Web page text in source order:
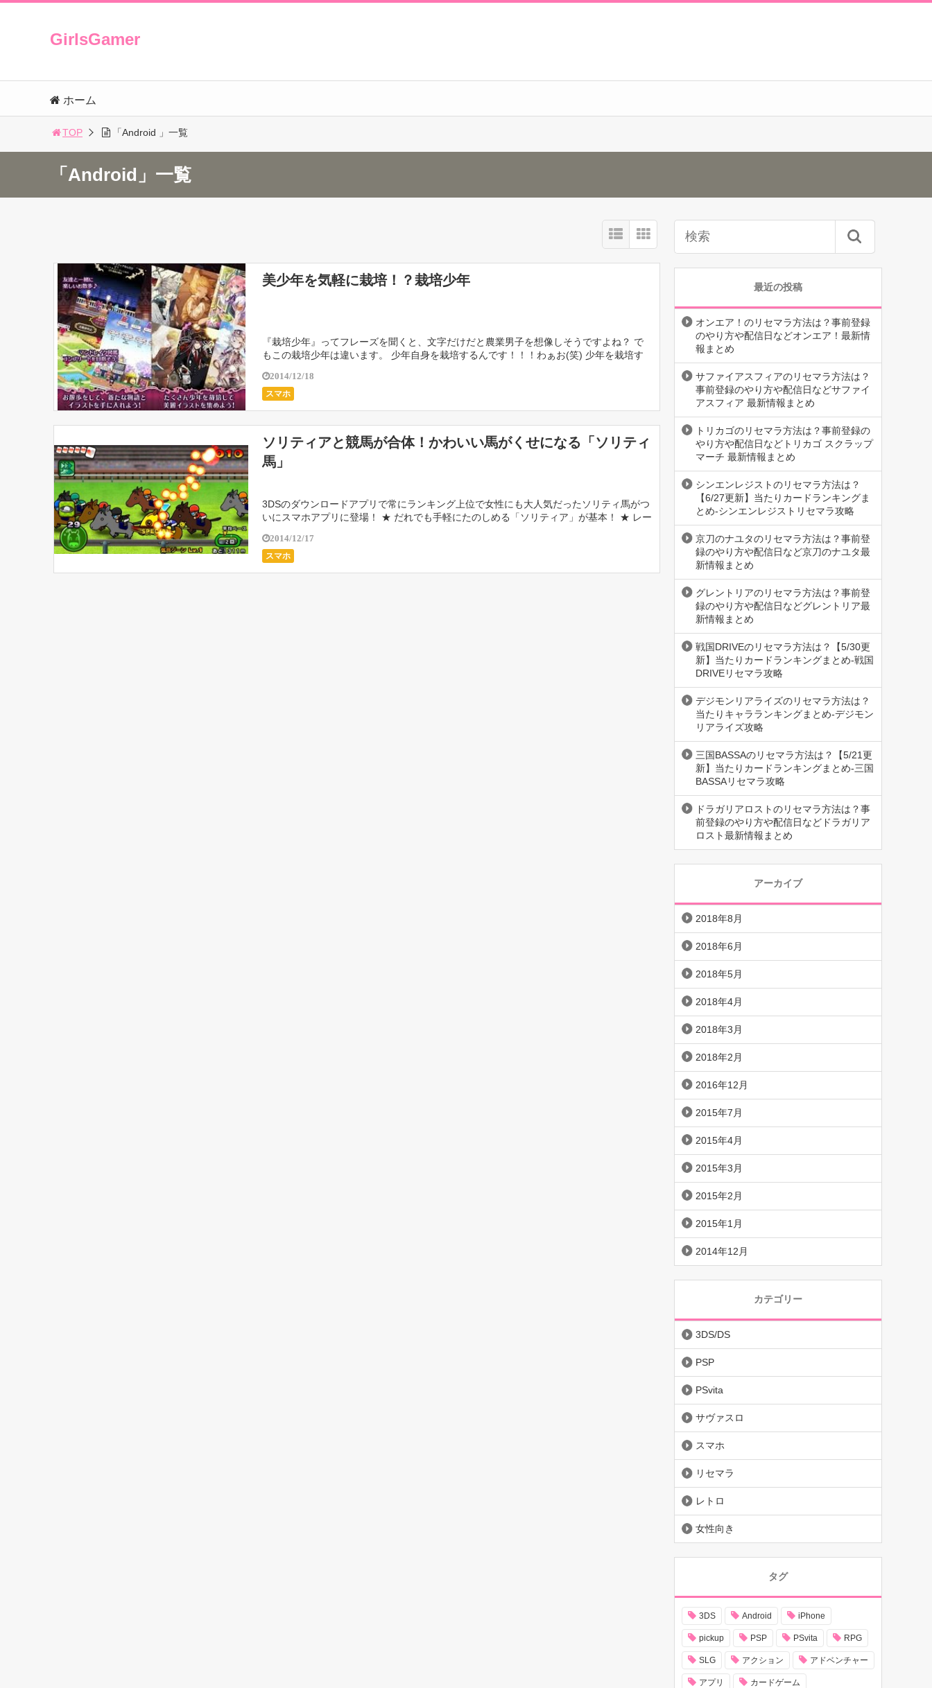
GirlsGamer
ホーム
TOP 「Android 」一覧
「Android」一覧
美少年を気軽に栽培！？栽培少年
『栽培少年』ってフレーズを聞くと、文字だけだと農業男子を想像しそうですよね？ で
もこの栽培少年は違います。 少年自身を栽培するんです！！！わぁお(笑) 少年を栽培す
2014/12/18
スマホ
ソリティアと競馬が合体！かわいい馬がくせになる「ソリティ
馬」
3DSのダウンロードアプリで常にランキング上位で女性にも大人気だったソリティ馬がつ
いにスマホアプリに登場！ ★ だれでも手軽にたのしめる「ソリティア」が基本！ ★ レー
2014/12/17
スマホ
最近の投稿
オンエア！のリセマラ方法は？事前登録
のやり方や配信日などオンエア！最新情
報まとめ
サファイアスフィアのリセマラ方法は？
事前登録のやり方や配信日などサファイ
アスフィア 最新情報まとめ
トリカゴのリセマラ方法は？事前登録の
やり方や配信日などトリカゴ スクラップ
マーチ 最新情報まとめ
シンエンレジストのリセマラ方法は？
【6/27更新】当たりカードランキングま
とめ-シンエンレジストリセマラ攻略
京刀のナユタのリセマラ方法は？事前登
録のやり方や配信日など京刀のナユタ最
新情報まとめ
グレントリアのリセマラ方法は？事前登
録のやり方や配信日などグレントリア最
新情報まとめ
戦国DRIVEのリセマラ方法は？【5/30更
新】当たりカードランキングまとめ-戦国
DRIVEリセマラ攻略
デジモンリアライズのリセマラ方法は？
当たりキャラランキングまとめ-デジモン
リアライズ攻略
三国BASSAのリセマラ方法は？【5/21更
新】当たりカードランキングまとめ-三国
BASSAリセマラ攻略
ドラガリアロストのリセマラ方法は？事
前登録のやり方や配信日などドラガリア
ロスト最新情報まとめ
アーカイブ
2018年8月
2018年6月
2018年5月
2018年4月
2018年3月
2018年2月
2016年12月
2015年7月
2015年4月
2015年3月
2015年2月
2015年1月
2014年12月
カテゴリー
3DS/DS
PSP
PSvita
サヴァスロ
スマホ
リセマラ
レトロ
女性向き
タグ
3DS Android iPhone
pickup PSP PSvita RPG
SLG アクション アドベンチャー
アプリ カードゲーム